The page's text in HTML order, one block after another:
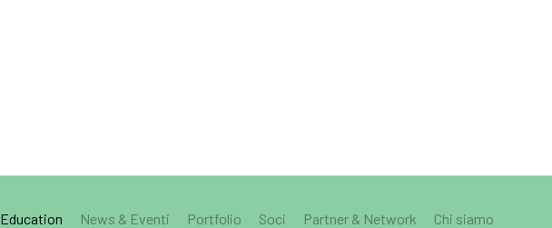
Education News & Eventi Portfolio Soci Partner & Network Chi siamo